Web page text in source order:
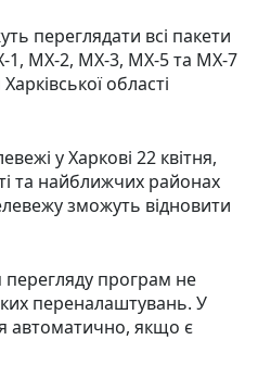
переглядати всі пакети
1, МХ-2, МХ-3, МХ-5 та МХ-7
області
у Харкові 22 квітня,
та найближчих районах
зможуть відновити
програм не
переналаштувань. У
автоматично, якщо є